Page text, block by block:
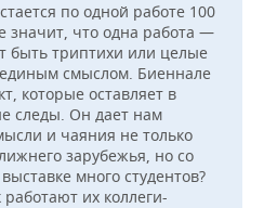
по одной работе 100
значит, что одна работа —
быть триптихи или целые
смыслом. Биеннале
которые оставляет в
следы. Он дает нам
и чаяния не только
зарубежья, но со
много студентов?
их коллеги-